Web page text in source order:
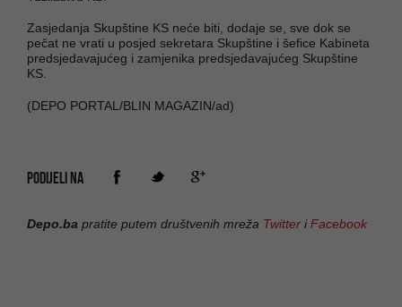
Zasjedanja Skupštine KS neće biti, dodaje se, sve dok se
pečat ne vrati u posjed sekretara Skupštine i šefice Kabineta
predsjedavajućeg i zamjenika predsjedavajućeg Skupštine
KS.
(DEPO PORTAL/BLIN MAGAZIN/ad)
PODIJELI NA
Depo.ba pratite putem društvenih mreža Twitter iFacebook